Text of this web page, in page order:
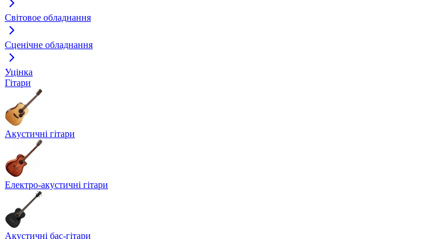
Світовое обладнання
Сценічне обладнання
Уцінка
Гітари
Акустичні гітари
Електро-акустичні гітари
Акустичні бас-гітари